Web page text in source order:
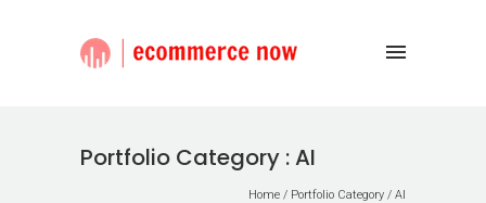
Portfolio Category : AI
Home / Portfolio Category / AI